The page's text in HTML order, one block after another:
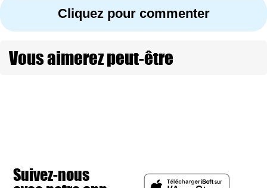
Cliquez pour commenter
Vous aimerez peut-être
Suivez-nous